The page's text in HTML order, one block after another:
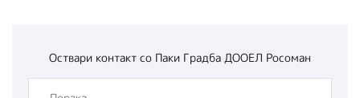
Оствари контакт со Паки Градба ДООЕЛ Росоман